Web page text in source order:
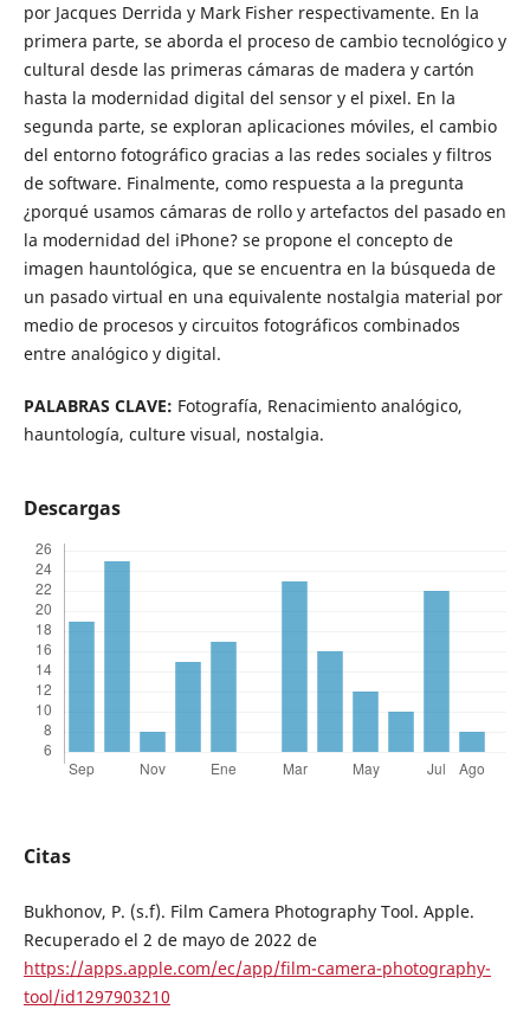
por Jacques Derrida y Mark Fisher respectivamente. En la
primera parte, se aborda el proceso de cambio tecnológico y
cultural desde las primeras cámaras de madera y cartón
hasta la modernidad digital del sensor y el pixel. En la
segunda parte, se exploran aplicaciones móviles, el cambio
del entorno fotográfico gracias a las redes sociales y filtros
de software. Finalmente, como respuesta a la pregunta
¿porqué usamos cámaras de rollo y artefactos del pasado en
la modernidad del iPhone? se propone el concepto de
imagen hauntológica, que se encuentra en la búsqueda de
un pasado virtual en una equivalente nostalgia material por
medio de procesos y circuitos fotográficos combinados
entre analógico y digital.
PALABRAS CLAVE: Fotografía, Renacimiento analógico,
hauntología, culture visual, nostalgia.
Descargas
Citas
Bukhonov, P. (s.f). Film Camera Photography Tool. Apple.
Recuperado el 2 de mayo de 2022 de
https://apps.apple.com/ec/app/film-camera-photography-
tool/id1297903210